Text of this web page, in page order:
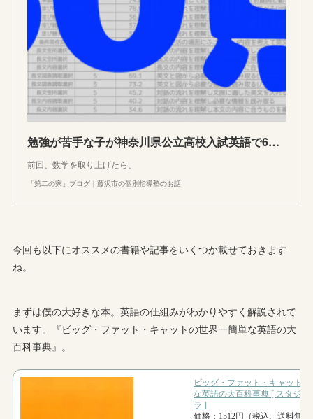
勉強が苦手な子が神奈川県公立高校入試英語で60点以上取る方法
前回、数学を取り上げたら、
「第二の家」ブログ｜藤沢市の個別指導塾のお話
今回も以下にオススメの書籍や記事をいくつか載せておきます
ね。
まずは僕の大好きな本。英語の仕組みがわかりやすく解説されて
います。『ビッグ・ファット・キャットの世界一簡単な英語の大
百科事典』。